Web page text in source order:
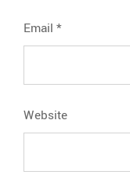
Email *
Website